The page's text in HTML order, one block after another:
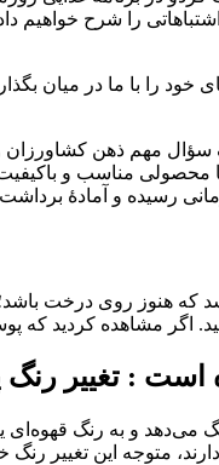
را شرح خواهیم
خود را با ما در میان
سؤال مهم ذهن
تا محصولی مناسب و
رسیده و آمادۀ برداشت
که هنوز روی درخت
اگر مشاهده کردید که
است : تغییر رنگ
می‌دهد و به رنگ
متوجه این تغییر رنگ